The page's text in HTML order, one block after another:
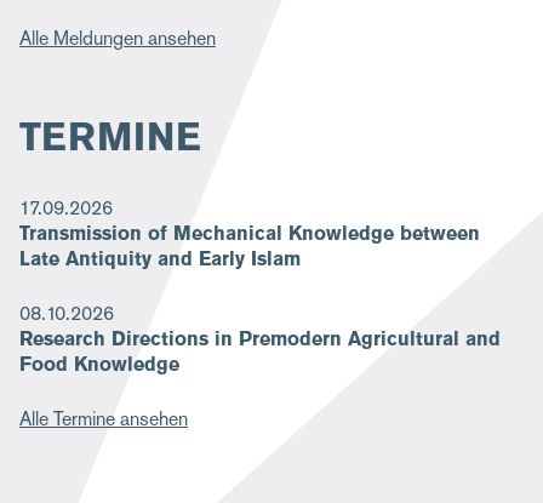
Alle Meldungen ansehen
TERMINE
17.09.2026
Transmission of Mechanical Knowledge between
Late Antiquity and Early Islam
08.10.2026
Research Directions in Premodern Agricultural and
Food Knowledge
Alle Termine ansehen